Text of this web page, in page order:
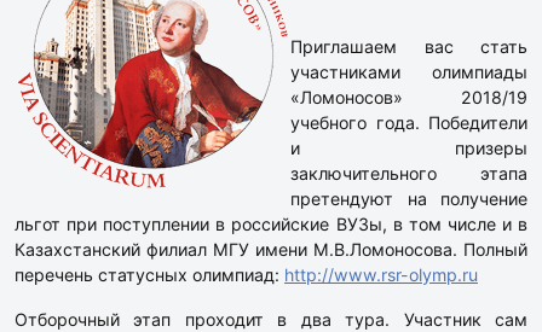
Приглашаем вас стать
участниками олимпиады
«Ломоносов» 2018/19
учебного года. Победители
и призеры
заключительного этапа
претендуют на получение
льгот при поступлении в российские ВУЗы, в том числе и в
Казахстанский филиал МГУ имени М.В.Ломоносова. Полный
перечень статусных олимпиад: http://www.rsr-olymp.ru
Отборочный этап проходит в два тура. Участник сам